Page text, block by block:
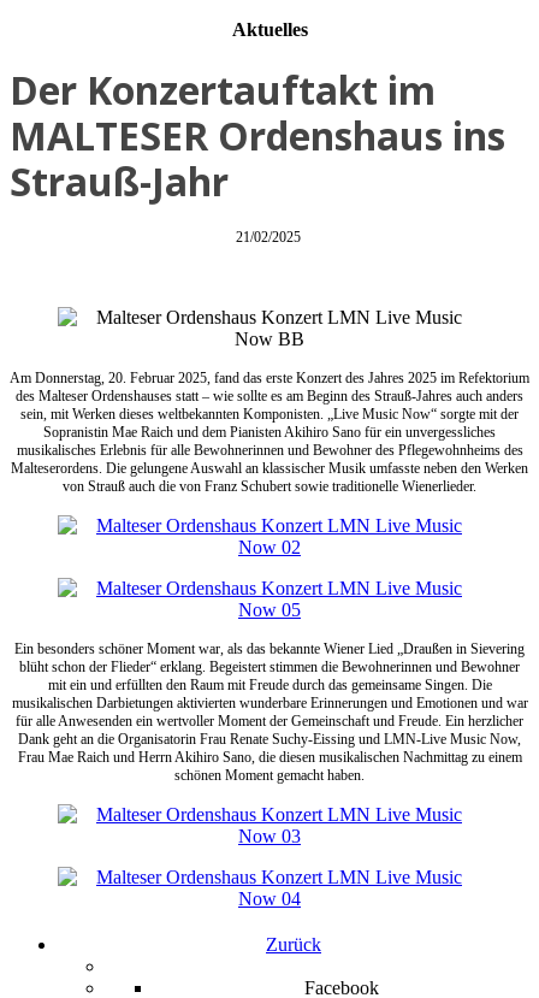
Aktuelles
Der Konzertauftakt im
MALTESER Ordenshaus ins
Strauß-Jahr
21/02/2025
Am Donnerstag, 20. Februar 2025, fand das erste Konzert des Jahres 2025 im Refektorium
des Malteser Ordenshauses statt – wie sollte es am Beginn des Strauß-Jahres auch anders
sein, mit Werken dieses weltbekannten Komponisten. „Live Music Now“ sorgte mit der
Sopranistin Mae Raich und dem Pianisten Akihiro Sano für ein unvergessliches
musikalisches Erlebnis für alle Bewohnerinnen und Bewohner des Pflegewohnheims des
Malteserordens. Die gelungene Auswahl an klassischer Musik umfasste neben den Werken
von Strauß auch die von Franz Schubert sowie traditionelle Wienerlieder.
Ein besonders schöner Moment war, als das bekannte Wiener Lied „Draußen in Sievering
blüht schon der Flieder“ erklang. Begeistert stimmen die Bewohnerinnen und Bewohner
mit ein und erfüllten den Raum mit Freude durch das gemeinsame Singen. Die
musikalischen Darbietungen aktivierten wunderbare Erinnerungen und Emotionen und war
für alle Anwesenden ein wertvoller Moment der Gemeinschaft und Freude. Ein herzlicher
Dank geht an die Organisatorin Frau Renate Suchy-Eissing und LMN-Live Music Now,
Frau Mae Raich und Herrn Akihiro Sano, die diesen musikalischen Nachmittag zu einem
schönen Moment gemacht haben.
Zurück
Facebook